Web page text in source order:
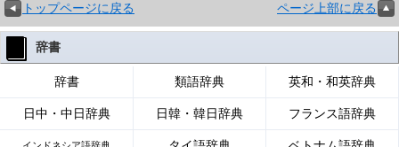
トップページに戻る ページ上部に戻る
辞書
辞書 類語辞典 英和・和英辞典
日中・中日辞典 日韓・韓日辞典 フランス語辞典